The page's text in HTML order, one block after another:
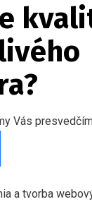
Vás
a tvorba